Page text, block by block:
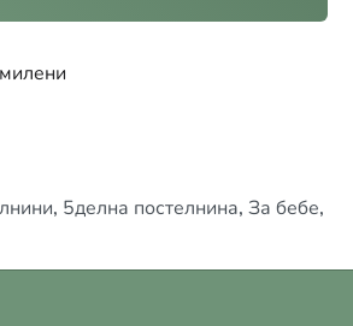
, 5делна постелнина, За бебе,